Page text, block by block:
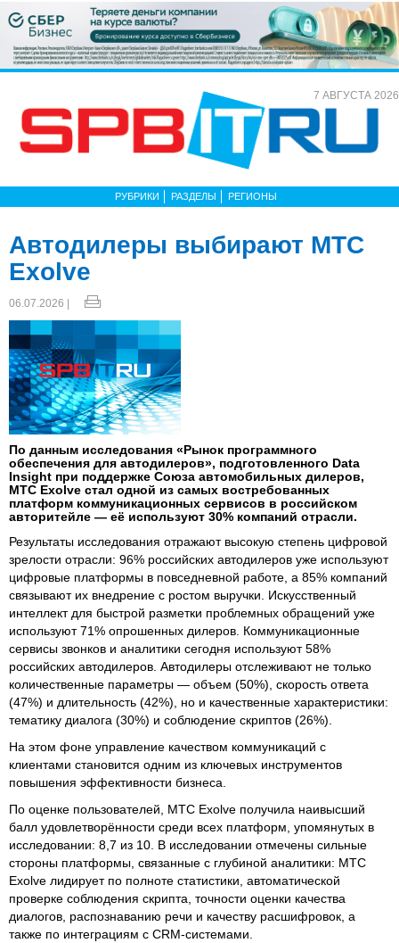
7 АВГУСТА 2026
РУБРИКИ РАЗДЕЛЫ РЕГИОНЫ
Автодилеры выбирают МТС
Exolve
06.07.2026 |
По данным исследования «Рынок программного
обеспечения для автодилеров», подготовленного Data
Insight при поддержке Союза автомобильных дилеров,
МТС Exolve стал одной из самых востребованных
платформ коммуникационных сервисов в российском
авторитейле — её используют 30% компаний отрасли.
Результаты исследования отражают высокую степень цифровой
зрелости отрасли: 96% российских автодилеров уже используют
цифровые платформы в повседневной работе, а 85% компаний
связывают их внедрение с ростом выручки. Искусственный
интеллект для быстрой разметки проблемных обращений уже
используют 71% опрошенных дилеров. Коммуникационные
сервисы звонков и аналитики сегодня используют 58%
российских автодилеров. Автодилеры отслеживают не только
количественные параметры — объем (50%), скорость ответа
(47%) и длительность (42%), но и качественные характеристики:
тематику диалога (30%) и соблюдение скриптов (26%).
На этом фоне управление качеством коммуникаций с
клиентами становится одним из ключевых инструментов
повышения эффективности бизнеса.
По оценке пользователей, МТС Exolve получила наивысший
балл удовлетворённости среди всех платформ, упомянутых в
исследовании: 8,7 из 10. В исследовании отмечены сильные
стороны платформы, связанные с глубиной аналитики: МТС
Exolve лидирует по полноте статистики, автоматической
проверке соблюдения скрипта, точности оценки качества
диалогов, распознаванию речи и качеству расшифровок, а
также по интеграциям с CRM-системами.